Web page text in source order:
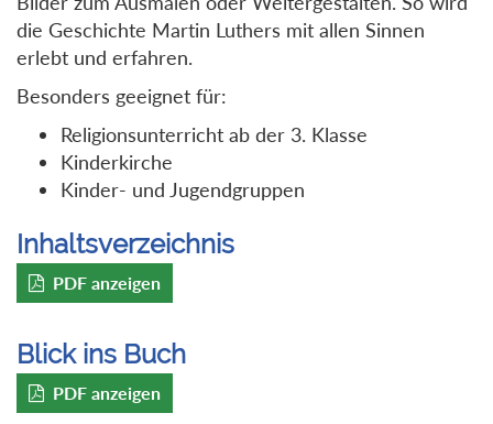
die Geschichte Martin Luthers mit allen Sinnen
erlebt und erfahren.
Besonders geeignet für:
Religionsunterricht ab der 3. Klasse
Kinderkirche
Kinder- und Jugendgruppen
Inhaltsverzeichnis
PDF anzeigen
Blick ins Buch
PDF anzeigen